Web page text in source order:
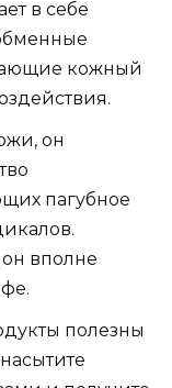
в себе
кожный
он
пагубное
вполне
полезны